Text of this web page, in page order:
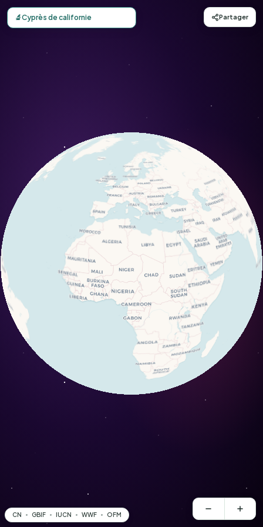
Carte d'observation du Cyprès de californie (Cupressus
🔬Cyprès de californie Partager
CN GBIF IUCN WWF OFM